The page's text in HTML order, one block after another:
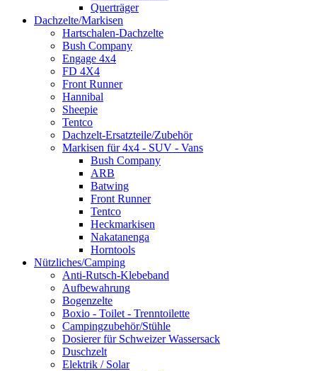
Querträger
Dachzelte/Markisen
Hartschalen-Dachzelte
Bush Company
Engage 4x4
FD 4X4
Front Runner
Hannibal
Sheepie
Tentco
Dachzelt-Ersatzteile/Zubehör
Markisen für 4x4 - SUV - Vans
Bush Company
ARB
Batwing
Front Runner
Tentco
Heckmarkisen
Nakatanenga
Horntools
Nützliches/Camping
Anti-Rutsch-Klebeband
Aufbewahrung
Bogenzelte
Boxio - Toilet - Trenntoilette
Campingzubehör/Stühle
Dosierer für Schweizer Wassersack
Duschzelt
Elektrik / Solar